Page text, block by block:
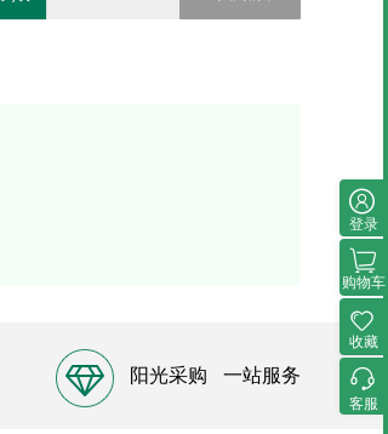
阳光采购 一站服务
登录
购物车
收藏
客服